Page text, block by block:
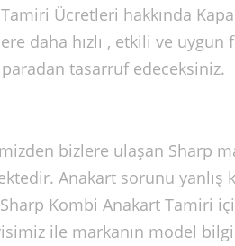
Ücretleri hakkında
daha hızlı , etkili ve uygun
tasarruf edeceksiniz.
bizlere ulaşan Sharp
Anakart sorunu yanlış
Kombi Anakart Tamiri
ile markanın model